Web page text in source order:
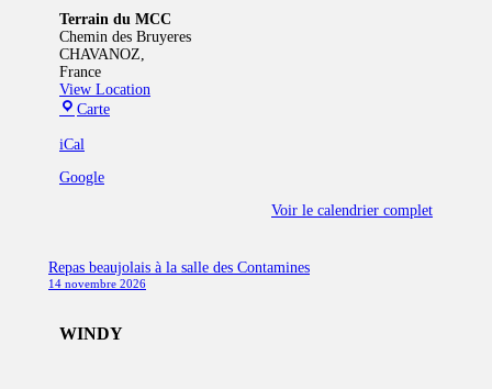
amis…
Terrain du MCC
Chemin des Bruyeres
CHAVANOZ
France
View Location
CarteTerrain
iCal
Google
Voir le calendrier complet
Navigation
de
Repas beaujolais à la salle des Contamines
14 novembre 2026
WINDY